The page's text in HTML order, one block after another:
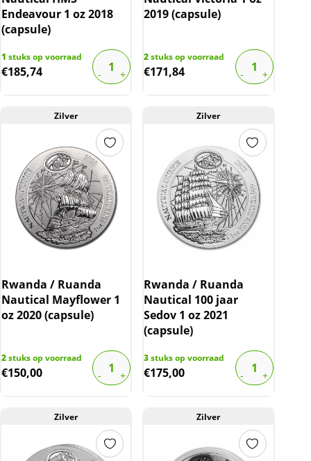
Endeavour 1 oz 2018
(capsule)
1 stuks op voorraad
€185,74
2019 (capsule)
2stuks op voorraad
€171,84
Zilver
Rwanda / Ruanda
Nautical Mayflower 1
oz 2020 (capsule)
2stuks op voorraad
€150,00
Zilver
Rwanda / Ruanda
Nautical 100 jaar
Sedov 1 oz 2021
(capsule)
3stuks op voorraad
€175,00
Zilver Zilver